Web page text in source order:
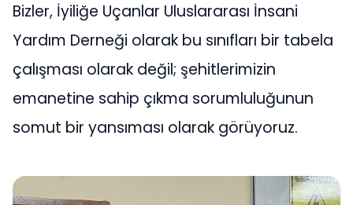
Bizler, İyiliğe Uçanlar Uluslararası İnsani
Yardım Derneği olarak bu sınıfları bir tabela
çalışması olarak değil; şehitlerimizin
emanetine sahip çıkma sorumluluğunun
somut bir yansıması olarak görüyoruz.